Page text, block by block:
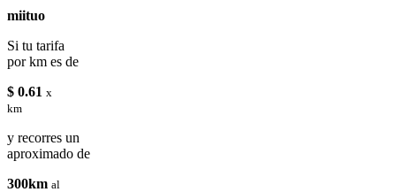
miituo
Si tu tarifa
por km es de
$ 0.61 x
km
y recorres un
aproximado de
300km al